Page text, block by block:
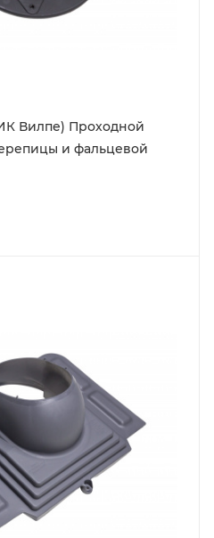
Вилпе) Проходной
и фальцевой